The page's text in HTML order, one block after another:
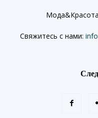
Свяжитесь с нами: